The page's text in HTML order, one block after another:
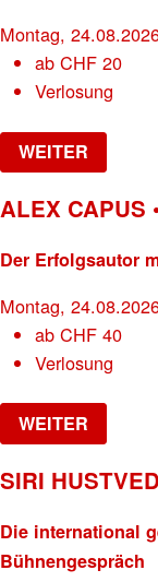
Montag,
abCHF 20
Verlosung
WEITER
ALEX CAPUS
Der Erfolgsautor
Montag,
abCHF 40
Verlosung
WEITER
SIRI
Die international
Bühnengespräch